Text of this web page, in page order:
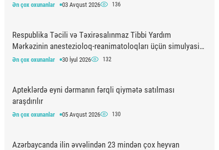
Ən çox oxunanlar 03 Avqust 2026 136
Respublika Təcili və Təxirəsalınmaz Tibbi Yardım
Mərkəzinin anestezioloq-reanimatoloqları üçün simulyasiya
təlimi keçirilib
Ən çox oxunanlar 30 İyul 2026 132
Apteklərdə eyni dərmanın fərqli qiymətə satılması
araşdırılır
Ən çox oxunanlar 05 Avqust 2026 130
Azərbaycanda ilin əvvəlindən 23 mindən çox heyvan